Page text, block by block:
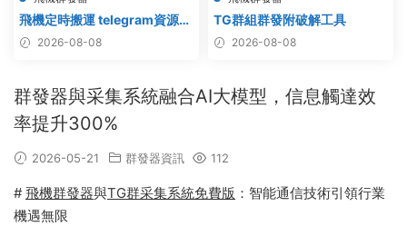
飛機定時搬運 telegram資源搬
運 TG頻道搬運 電報頻道克隆
2026-08-08
TG群組群發附破解工具
2026-08-08
群發器與采集系統融合AI大模型，信息觸達效
率提升300%
2026-05-21 群發器資訊 112
# 飛機群發器與TG群采集系統免費版 ：智能通信技術引領行業
機遇無限